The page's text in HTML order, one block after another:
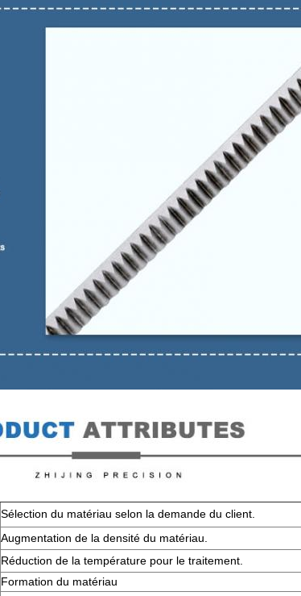
Sélection du matériau selon la demande du client.
Augmentation de la densité du matériau.
Réduction de la température pour le traitement.
Formation du matériau